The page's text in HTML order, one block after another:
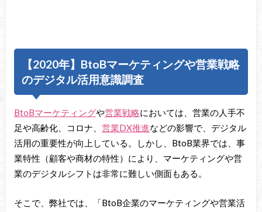
【2020年】BtoBマーケティングや営業戦略
のデジタル活用意識調査
BtoBマーケティングや営業戦略においては、営業の人手不
足や高齢化、コロナ、 営業DX推進などの影響で、デジタル
活用の重要性が向上している。しかし、BtoB業界では、事
業特性（顧客や商材の特性）により、マーケティングや営
業のデジタルシフトは非常に難しい側面もある。
そこで、弊社では、「BtoB企業のマーケティングや営業活